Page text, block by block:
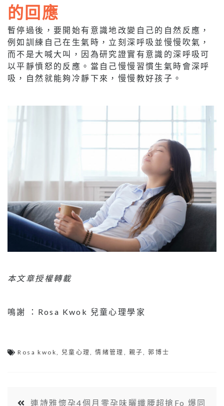
的回應
暫停過後，要開始有意識地改變自己的自然反應，
例如訓練自己在生氣時，立刻深呼吸並慢慢吹氣，
而不是大喊大叫，因為研究證實有意識的深呼吸可
以平靜憤怒的反應。當自己慢慢習慣生氣時會深呼
吸，自然就能夠冷靜下來，慢慢教好孩子。
本文章授權轉載
鳴謝 ：Rosa Kwok 兒童心理學家
Rosa kwok, 兒童心理,情緒管理 , 親子,郭博士
連詩雅懷孕4個月零孕味曬纖腰超搶Fo 爆同